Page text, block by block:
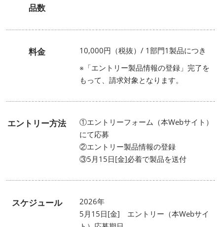
品数
料金
10,000円（税抜）/ 1部門1製品につき
※「エントリー製品情報の登録」完了を
もって、請求対象となります。
エントリー方法
①エントリーフォーム（本Webサイト）
にて応募
②エントリー製品情報の登録
③5月15日[金]必着で製品を送付
スケジュール
2026年
5月15日[金] エントリー（本Webサイ